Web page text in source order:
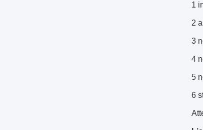
1
2
3
4
5
6